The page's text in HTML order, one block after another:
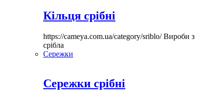
Кільця срібні
https://cameya.com.ua/category/sriblo/Вироби з
срібла
Сережки
Сережки срібні